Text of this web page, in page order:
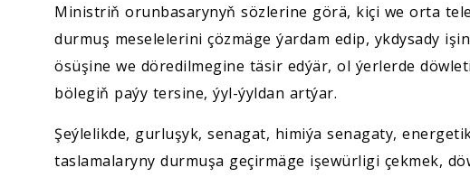
Ministriň orunbasarynyň sözlerine görä, kiçi we orta
durmuş meselelerini çözmäge ýardam edip, ykdysady
ösüşine we döredilmegine täsir edýär, ol ýerlerde
bölegiň paýy tersine, ýyl-ýyldan artýar.
Şeýlelikde, gurluşyk, senagat, himiýa senagaty,
taslamalaryny durmuşa geçirmäge işewürligi çekmek,